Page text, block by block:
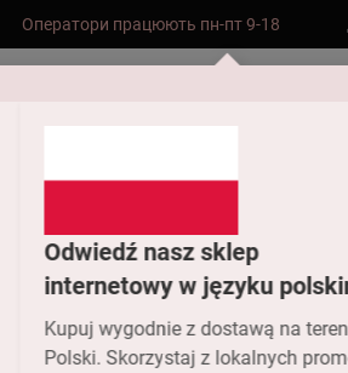
Odwiedź nasz sklep
internetowy w języku
Kupuj wygodnie z dostawą na
Polski. Skorzystaj z lokalnych
Оператори працюють пн-пт 9-18
Безкоштовна доставка до складу НП